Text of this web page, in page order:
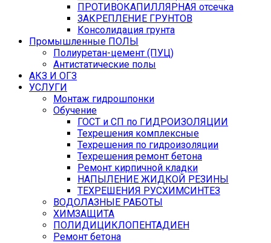
ПРОТИВОКАПИЛЛЯРНАЯ отсечка
ЗАКРЕПЛЕНИЕ ГРУНТОВ
Консолидация грунта
Промышленные ПОЛЫ
Полиуретан-цемент (ПУЦ)
Антистатические полы
АКЗ И ОГЗ
УСЛУГИ
Монтаж гидрошпонки
Обучение
ГОСТ и СП по ГИДРОИЗОЛЯЦИИ
Техрешения комплексные
Техрешения по гидроизоляции
Техрешения ремонт бетона
Ремонт кирпичной кладки
НАПЫЛЕНИЕ ЖИДКОЙ РЕЗИНЫ
ТЕХРЕШЕНИЯ РУСХИМСИНТЕЗ
ВОДОЛАЗНЫЕ РАБОТЫ
ХИМЗАЩИТА
ПОЛИДИЦИКЛОПЕНТАДИЕН
Ремонт бетона